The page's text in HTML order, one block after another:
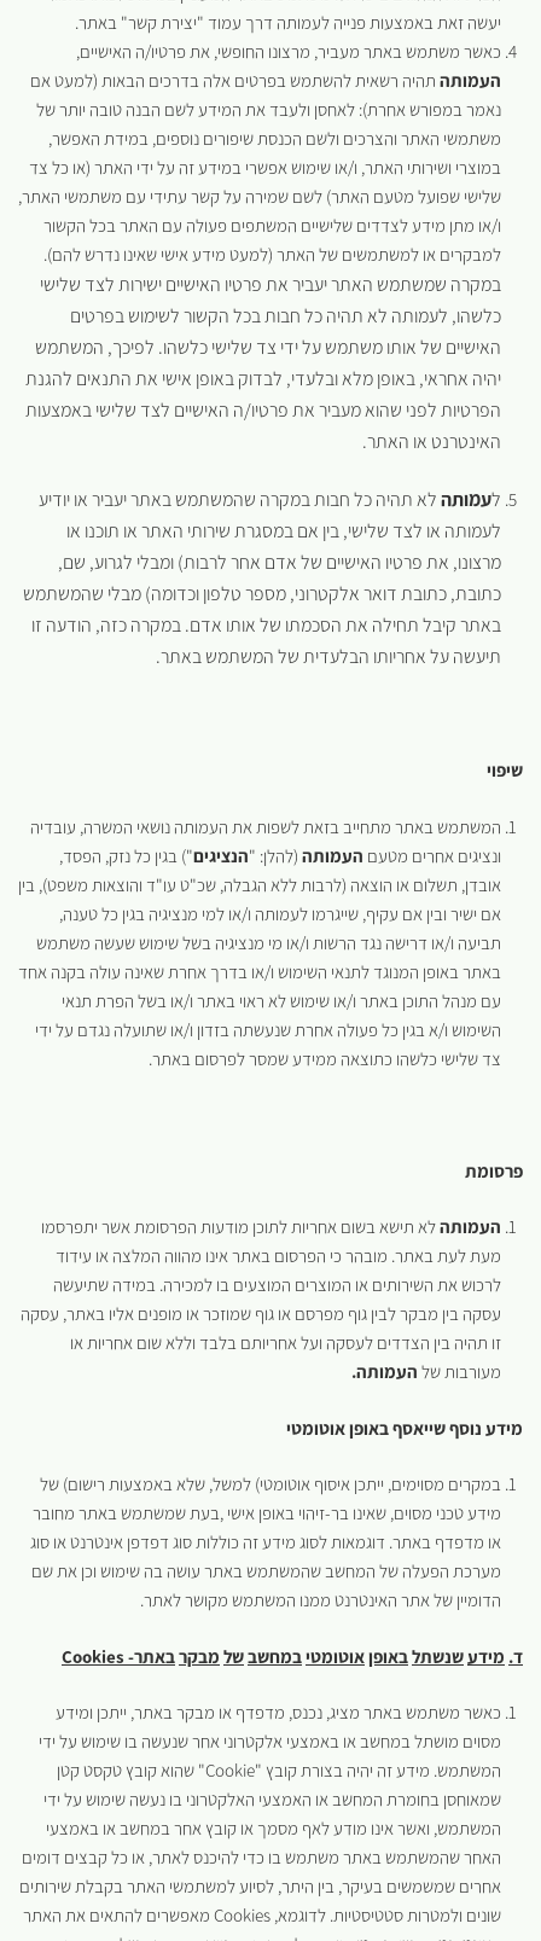
יעשה זאת באמצעות פנייה לעמותה דרך עמוד "יצירת קשר" באתר.
כאשר משתמש באתר מעביר, מרצונו החופשי, את פרטיו/ה האישיים,
העמותה תהיה רשאית להשתמש בפרטים אלה בדרכים הבאות (למעט אם
נאמר במפורש אחרת): לאחסן ולעבד את המידע לשם הבנה טובה יותר של
משתמשי האתר והצרכים ולשם הכנסת שיפורים נוספים, במידת האפשר,
במוצרי ושירותי האתר, ו/או שימוש אפשרי במידע זה על ידי האתר (או כל צד
שלישי שפועל מטעם האתר) לשם שמירה על קשר עתידי עם משתמשי האתר,
ו/או מתן מידע לצדדים שלישיים המשתפים פעולה עם האתר בכל הקשור
למבקרים או למשתמשים של האתר (למעט מידע אישי שאינו נדרש להם).
במקרה שמשתמש האתר יעביר את פרטיו האישיים ישירות לצד שלישי
כלשהו, לעמותה לא תהיה כל חבות בכל הקשור לשימוש בפרטים
האישיים של אותו משתמש על ידי צד שלישי כלשהו. לפיכך, המשתמש
יהיה אחראי, באופן מלא ובלעדי, לבדוק באופן אישי את התנאים להגנת
הפרטיות לפני שהוא מעביר את פרטיו/ה האישיים לצד שלישי באמצעות
האינטרנט או האתר.
לעמותה לא תהיה כל חבות במקרה שהמשתמש באתר יעביר או יודיע
לעמותה או לצד שלישי, בין אם במסגרת שירותי האתר או תוכנו או
מרצונו, את פרטיו האישיים של אדם אחר לרבות) ומבלי לגרוע, שם,
כתובת, כתובת דואר אלקטרוני, מספר טלפון וכדומה) מבלי שהמשתמש
באתר קיבל תחילה את הסכמתו של אותו אדם. במקרה כזה, הודעה זו
תיעשה על אחריותו הבלעדית של המשתמש באתר.
שיפוי
המשתמש באתר מתחייב בזאת לשפות את העמותה נושאי המשרה, עובדיה
ונציגים אחרים מטעם העמותה (להלן: "הנציגים") בגין כל נזק, הפסד,
אובדן, תשלום או הוצאה (לרבות ללא הגבלה, שכ"ט עו"ד והוצאות משפט), בין
אם ישיר ובין אם עקיף, שייגרמו לעמותה ו/או למי מנציגיה בגין כל טענה,
תביעה ו/או דרישה נגד הרשות ו/או מי מנציגיה בשל שימוש שעשה משתמש
באתר באופן המנוגד לתנאי השימוש ו/או בדרך אחרת שאינה עולה בקנה אחד
עם מנהל התוכן באתר ו/או שימוש לא ראוי באתר ו/או בשל הפרת תנאי
השימוש ו/א בגין כל פעולה אחרת שנעשתה בזדון ו/או שתועלה נגדם על ידי
צד שלישי כלשהו כתוצאה ממידע שמסר לפרסום באתר.
פרסומת
העמותהלא תישא בשום אחריות לתוכן מודעות הפרסומת אשר יתפרסמו
מעת לעת באתר. מובהר כי הפרסום באתר אינו מהווה המלצה או עידוד
לרכוש את השירותים או המוצרים המוצעים בו למכירה. במידה שתיעשה
עסקה בין מבקר לבין גוף מפרסם או גוף שמוזכר או מופנים אליו באתר, עסקה
זו תהיה בין הצדדים לעסקה ועל אחריותם בלבד וללא שום אחריות או
מעורבות של העמותה.
מידע נוסף שייאסף באופן אוטומטי
במקרים מסוימים, ייתכן איסוף אוטומטי) למשל, שלא באמצעות רישום) של
מידע טכני מסוים, שאינו בר-זיהוי באופן אישי ,בעת שמשתמש באתר מחובר
או מדפדף באתר. דוגמאות לסוג מידע זה כוללות סוג דפדפן אינטרנט או סוג
מערכת הפעלה של המחשב שהמשתמש באתר עושה בה שימוש וכן את שם
הדומיין של אתר האינטרנט ממנו המשתמש מקושר לאתר.
ד. מידעשנשתלבאופןאוטומטיבמחשבשל מבקרבאתר- Cookies
כאשר משתמש באתר מציג, נכנס, מדפדף או מבקר באתר, ייתכן ומידע
מסוים מושתל במחשב או באמצעי אלקטרוני אחר שנעשה בו שימוש על ידי
המשתמש. מידע זה יהיה בצורת קובץ "Cookie" שהוא קובץ טקסט קטן
שמאוחסן בחומרת המחשב או האמצעי האלקטרוני בו נעשה שימוש על ידי
המשתמש, ואשר אינו מודע לאף מסמך או קובץ אחר במחשב או באמצעי
האחר שהמשתמש באתר משתמש בו כדי להיכנס לאתר, או כל קבצים דומים
אחרים שמשמשים בעיקר, בין היתר, לסיוע למשתמשי האתר בקבלת שירותים
שונים ולמטרות סטטיסטיות. לדוגמא, Cookies מאפשרים להתאים את האתר